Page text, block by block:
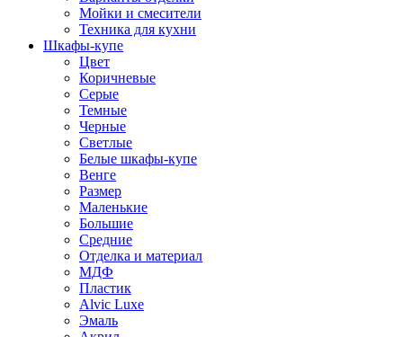
Мойки и смесители
Техника для кухни
Шкафы-купе
Цвет
Коричневые
Серые
Темные
Черные
Светлые
Белые шкафы-купе
Венге
Размер
Маленькие
Большие
Средние
Отделка и материал
МДФ
Пластик
Alvic Luxe
Эмаль